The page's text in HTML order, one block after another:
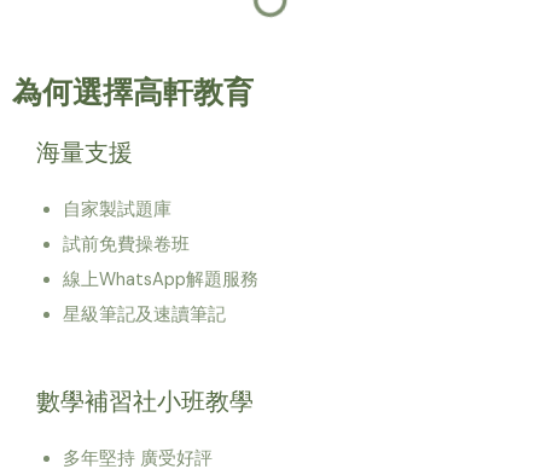
為何選擇高軒教育
海量支援
自家製試題庫
試前免費操卷班
線上WhatsApp解題服務
星級筆記及速讀筆記
數學補習社小班教學
多年堅持 廣受好評